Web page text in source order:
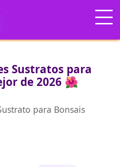
Sustratos para
de 2026 🌺
para Bonsais